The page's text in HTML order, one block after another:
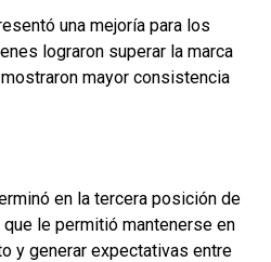
una mejoría para los
lograron superar la marca
mayor consistencia
en la tercera posición de
que le permitió mantenerse en
y generar expectativas entre